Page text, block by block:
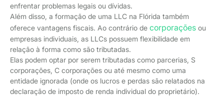
enfrentar problemas legais ou dívidas.
Além disso, a formação de uma LLC na Flórida também
oferece vantagens fiscais. Ao contrário de corporações ou
empresas individuais, as LLCs possuem flexibilidade em
relação à forma como são tributadas.
Elas podem optar por serem tributadas como parcerias, S
corporações, C corporações ou até mesmo como uma
entidade ignorada (onde os lucros e perdas são relatados na
declaração de imposto de renda individual do proprietário).